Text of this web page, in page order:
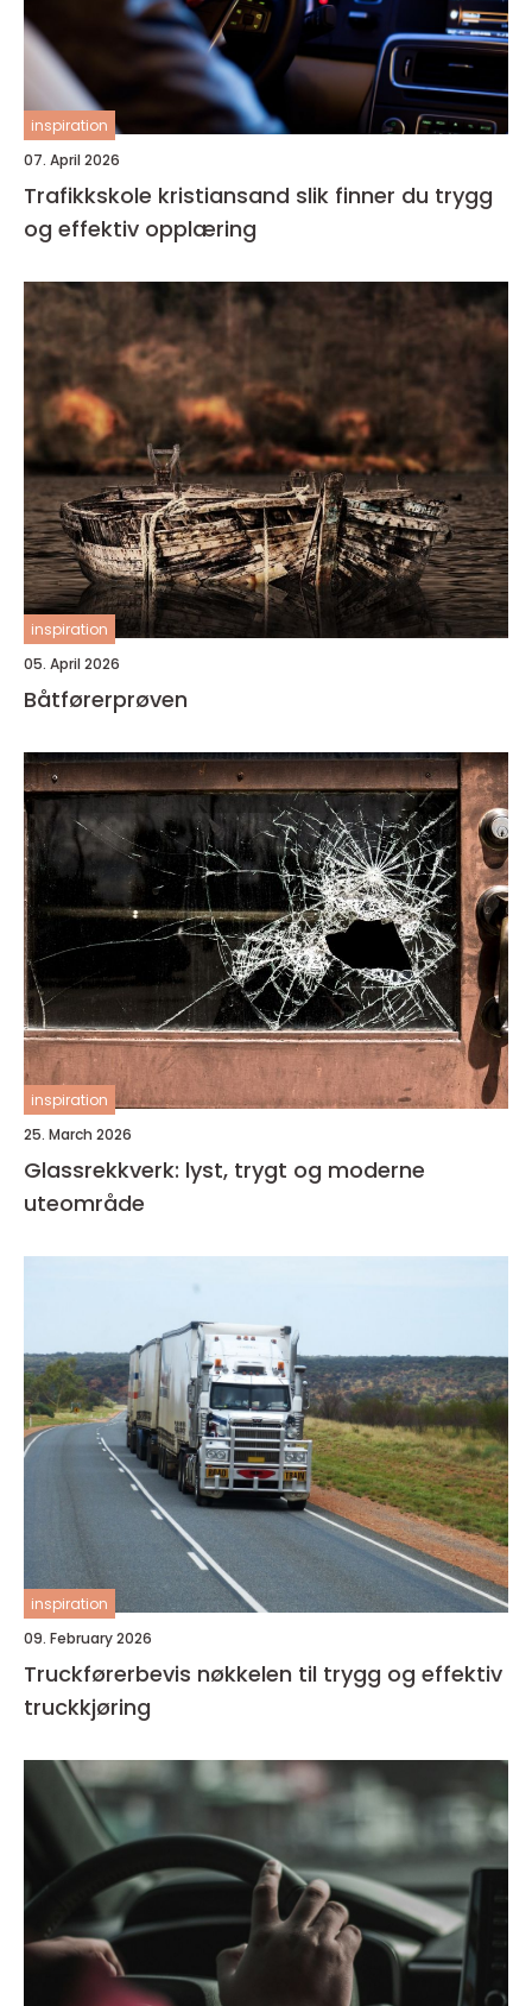
inspiration
07. April 2026
Trafikkskole kristiansand slik finner du trygg
og effektiv opplæring
inspiration
05. April 2026
Båtførerprøven
inspiration
25. March 2026
Glassrekkverk: lyst, trygt og moderne
uteområde
inspiration
09. February 2026
Truckførerbevis nøkkelen til trygg og effektiv
truckkjøring